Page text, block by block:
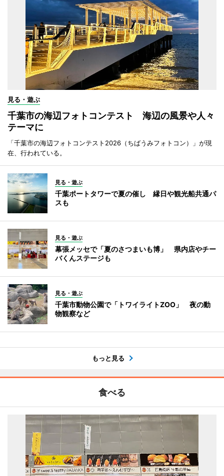
見る・遊ぶ
千葉市の海辺フォトコンテスト 海辺の風景や人々
テーマに
「千葉市の海辺フォトコンテスト2026（ちばうみフォトコン）」が現
在、行われている。
見る・遊ぶ
千葉ポートタワーで夏の催し 縁日や観光船共通パ
スも
見る・遊ぶ
幕張メッセで「夏のさつまいも博」 県内店やチー
バくんステージも
見る・遊ぶ
千葉市動物公園で「トワイライトZOO」 夜の動
物観察など
もっと見る
食べる